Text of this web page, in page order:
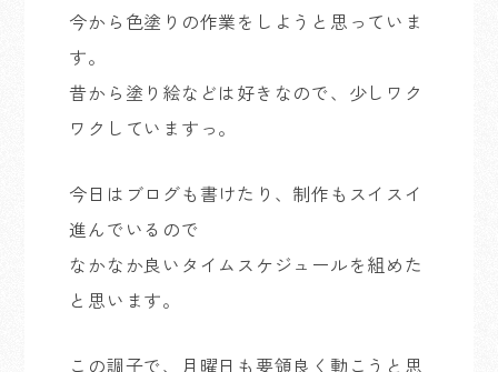
今から色塗りの作業をしようと思っていま
す。
昔から塗り絵などは好きなので、少しワク
ワクしていますっ。
今日はブログも書けたり、制作もスイスイ
進んでいるので
なかなか良いタイムスケジュールを組めた
と思います。
この調子で、月曜日も要領良く動こうと思